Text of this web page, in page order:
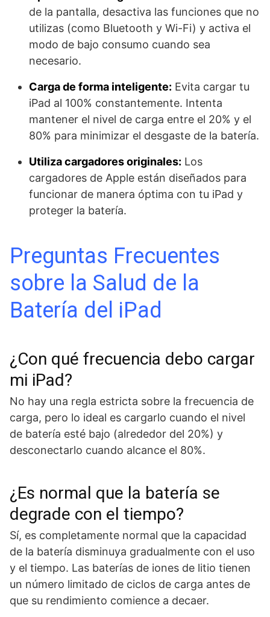
de la pantalla, desactiva las funciones que no
utilizas (como Bluetooth y Wi-Fi) y activa el
modo de bajo consumo cuando sea
necesario.
Carga de forma inteligente: Evita cargar tu
iPad al 100% constantemente. Intenta
mantener el nivel de carga entre el 20% y el
80% para minimizar el desgaste de la batería.
Utiliza cargadores originales: Los
cargadores de Apple están diseñados para
funcionar de manera óptima con tu iPad y
proteger la batería.
Preguntas Frecuentes
sobre la Salud de la
Batería del iPad
¿Con qué frecuencia debo cargar
mi iPad?
No hay una regla estricta sobre la frecuencia de
carga, pero lo ideal es cargarlo cuando el nivel
de batería esté bajo (alrededor del 20%) y
desconectarlo cuando alcance el 80%.
¿Es normal que la batería se
degrade con el tiempo?
Sí, es completamente normal que la capacidad
de la batería disminuya gradualmente con el uso
y el tiempo. Las baterías de iones de litio tienen
un número limitado de ciclos de carga antes de
que su rendimiento comience a decaer.